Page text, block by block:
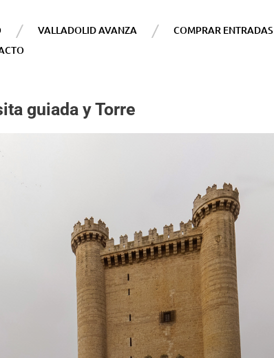
VALLADOLID AVANZA COMPRAR ENTRADAS
guiada y Torre